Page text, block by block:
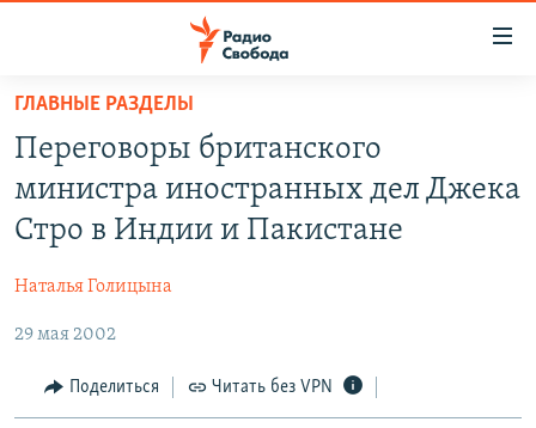
упрощенного
доступа
основному
Вернутся
навигации
Вернутся
ПОДКАСТЫ
АВТОРСКИЕ ПРОЕКТЫ
МНЕНИЯ
КУЛЬТУРА
IDEL.РЕАЛИИ
ГЛАВНЫЕ РАЗДЕЛЫ
Переговоры британского
министра иностранных дел Джека
Стро в Индии и Пакистане
Наталья Голицына
29 мая 2002
Поделиться Читать без VPN